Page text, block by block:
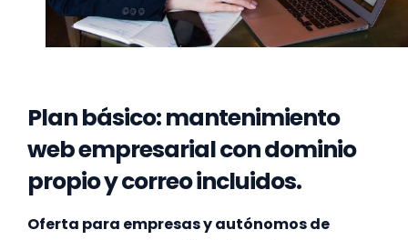
Plan básico: mantenimiento
web empresarial con dominio
propio y correo incluidos.
Oferta para empresas y autónomos de